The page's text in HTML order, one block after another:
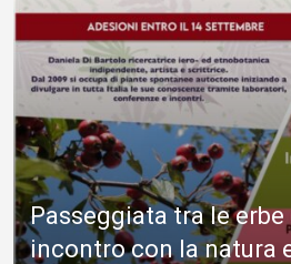
Passeggiata tra le erbe
incontro con la natura